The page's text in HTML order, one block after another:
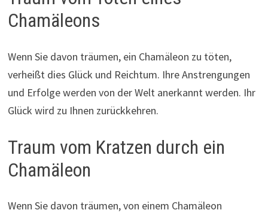
Chamäleons
Wenn Sie davon träumen, ein Chamäleon zu töten,
verheißt dies Glück und Reichtum. Ihre Anstrengungen
und Erfolge werden von der Welt anerkannt werden. Ihr
Glück wird zu Ihnen zurückkehren.
Traum vom Kratzen durch ein
Chamäleon
Wenn Sie davon träumen, von einem Chamäleon